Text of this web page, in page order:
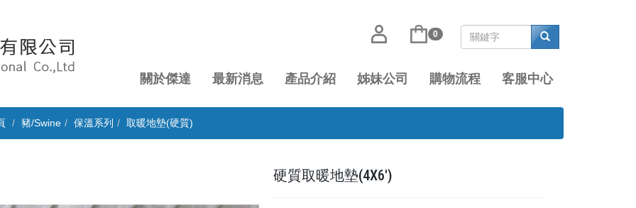
0
關於傑達 最新消息 產品介紹 姊妹公司 購物流程 客服中心
豬/Swine 保溫系列 取暖地墊(硬質)
硬質取暖地墊(4X6')